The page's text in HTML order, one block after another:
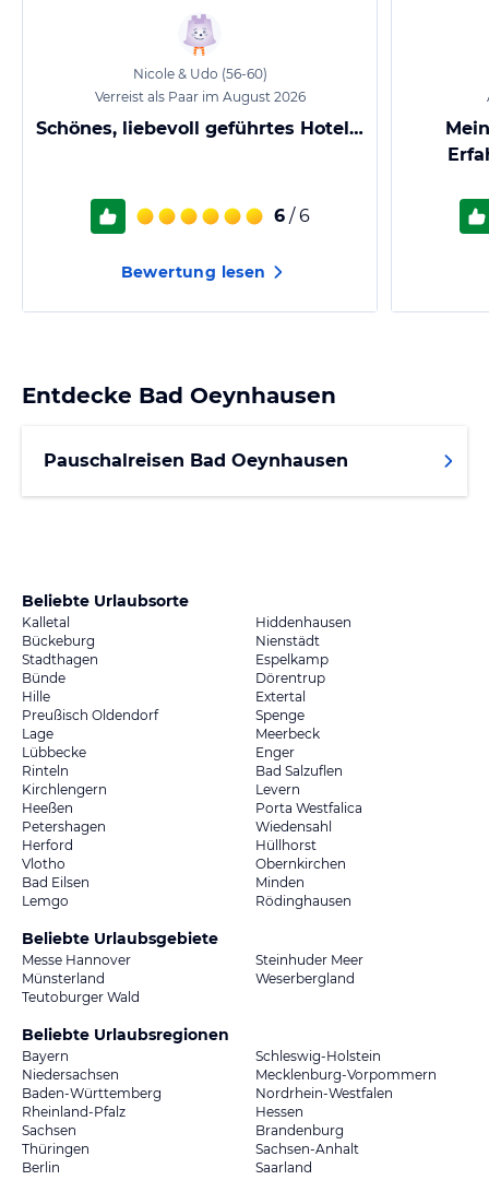
Nicole & Udo (56-60)
Verreist als Paar im August 2026
Schönes, liebevoll geführtes Hotel…
6 / 6
Bewertung lesen
Entdecke Bad Oeynhausen
Pauschalreisen Bad Oeynhausen
Beliebte Urlaubsorte
Kalletal
Hiddenhausen
Bückeburg
Nienstädt
Stadthagen
Espelkamp
Bünde
Dörentrup
Hille
Extertal
Preußisch Oldendorf
Spenge
Lage
Meerbeck
Lübbecke
Enger
Rinteln
Bad Salzuflen
Kirchlengern
Levern
Heeßen
Porta Westfalica
Petershagen
Wiedensahl
Herford
Hüllhorst
Vlotho
Obernkirchen
Bad Eilsen
Minden
Lemgo
Rödinghausen
Beliebte Urlaubsgebiete
Messe Hannover
Steinhuder Meer
Münsterland
Weserbergland
Teutoburger Wald
Beliebte Urlaubsregionen
Bayern
Schleswig-Holstein
Niedersachsen
Mecklenburg-Vorpommern
Baden-Württemberg
Nordrhein-Westfalen
Rheinland-Pfalz
Hessen
Sachsen
Brandenburg
Thüringen
Sachsen-Anhalt
Berlin
Saarland